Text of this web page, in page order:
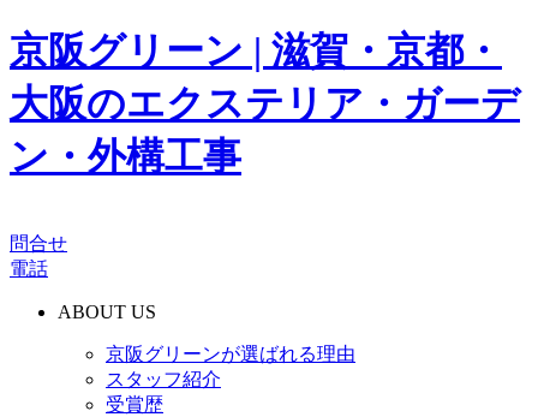
京阪グリーン | 滋賀・京都・
大阪のエクステリア・ガーデ
ン・外構工事
問合せ
電話
ABOUT US
京阪グリーンが選ばれる理由
スタッフ紹介
受賞歴